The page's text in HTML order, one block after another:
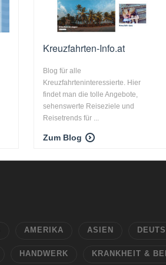
Kreuzfahrten-Info.at
Blog für alle
Kreuzfahrteninteressierte. Hier
findet man die tolle Angebote,
sehenswerte Reiseziele und
Reisetrends für ...
Zum Blog
AMERIKA ASIEN
HANDWERK KRANKHEIT &